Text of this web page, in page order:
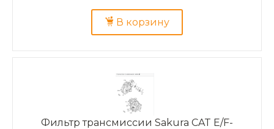
В корзину
Фильтр трансмиссии Sakura CAT Е/F-